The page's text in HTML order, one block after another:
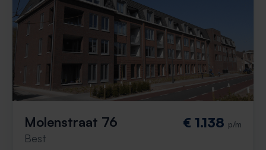
Molenstraat 76
Best
€ 1.138 p/m